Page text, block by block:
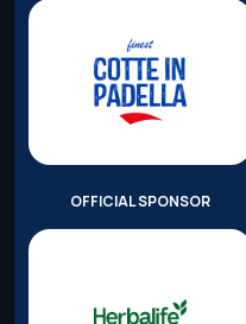
OFFICIAL SPONSOR